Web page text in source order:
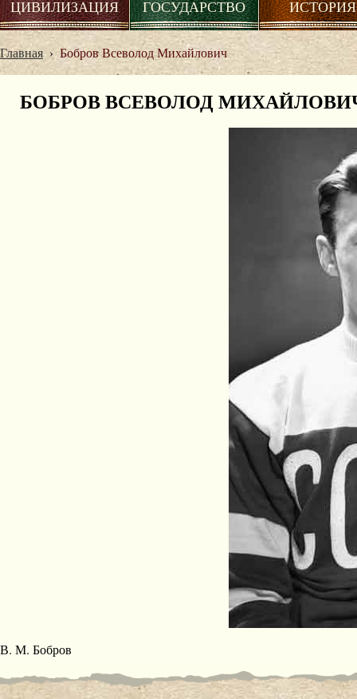
ЦИВИЛИЗАЦИЯ ГОСУДАРСТВО ИСТОРИЯ
Главная›Бобров Всеволод Михайлович
БОБРОВ ВСЕВОЛОД
В. М. Бобров